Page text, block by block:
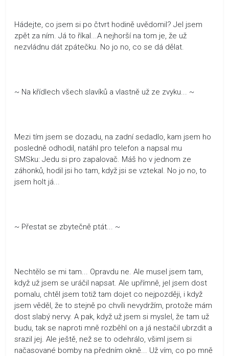
Hádejte, co jsem si po čtvrt hodině uvědomil? Jel jsem
zpět za ním. Já to říkal...A nejhorší na tom je, že už
nezvládnu dát zpátečku. No jo no, co se dá dělat.
~ Na křídlech všech slavíků a vlastně už ze zvyku... ~
Mezi tím jsem se dozadu, na zadní sedadlo, kam jsem ho
posledně odhodil, natáhl pro telefon a napsal mu
SMSku: Jedu si pro zapalovač. Máš ho v jednom ze
záhonků, hodil jsi ho tam, když jsi se vztekal. No jo no, to
jsem holt já...
~ Přestat se zbytečně ptát... ~
Nechtělo se mi tam... Opravdu ne. Ale musel jsem tam,
když už jsem se uráčil napsat. Ale upřímně, jel jsem dost
pomalu, chtěl jsem totiž tam dojet co nejpozději, i když
jsem věděl, že to stejně po chvíli nevydržím, protože mám
dost slabý nervy. A pak, když už jsem si myslel, že tam už
budu, tak se naproti mně rozběhl on a já nestačil ubrzdit a
srazil jej. Ale ještě, než se to odehrálo, všiml jsem si
načasované bomby na předním okně... Už vím, co po mně